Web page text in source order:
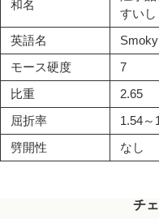
和名
すいし
英語名
モース硬度
7
比重
2.65
屈折率
1.54～
劈開性
なし
チ